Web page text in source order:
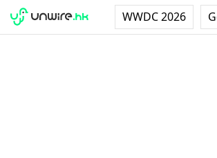
WWDC 2026